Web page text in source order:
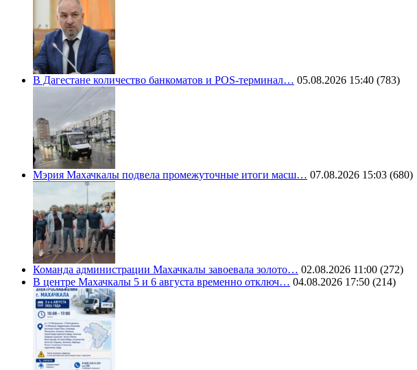
В Дагестане количество банкоматов и POS-терминал… 05.08.2026 15:40 (783)
Мэрия Махачкалы подвела промежуточные итоги масш… 07.08.2026 15:03 (680)
Команда администрации Махачкалы завоевала золото… 02.08.2026 11:00 (272)
В центре Махачкалы 5 и 6 августа временно отключ… 04.08.2026 17:50 (214)